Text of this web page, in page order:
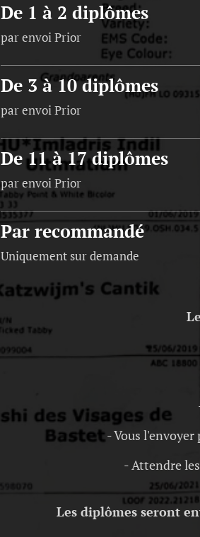
De 1 à 2 diplômes
par envoi Prior
De 3 à 10 diplômes
par envoi Prior
De 11 à 17 diplômes
par envoi Prior
Par recommandé
Uniquement sur demande
- Vous
- Attendre
Les diplômes seront